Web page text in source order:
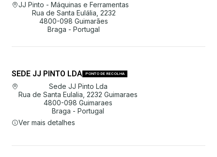
JJ Pinto - Máquinas e Ferramentas
Rua de Santa Eulália, 2232
4800-098 Guimarães
Braga - Portugal
SEDE JJ PINTO LDA PONTO DE RECOLHA
Sede JJ Pinto Lda
Rua de Santa Eulalia, 2232 Guimaraes
4800-098 Guimaraes
Braga - Portugal
Ver mais detalhes